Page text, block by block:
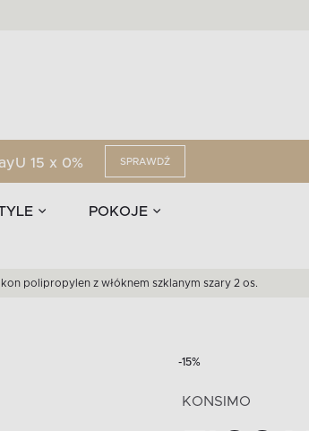
15 x 0% SPRAWDŹ
POKOJE
-45 %
polipropylen z włóknem szklanym szary 2 os.
-15%
KONSIMO